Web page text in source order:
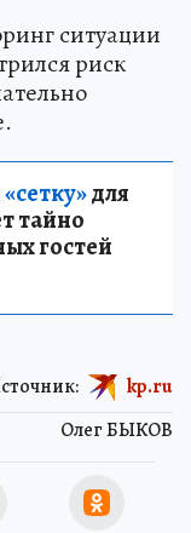
ситуации
риск
для
тайно
гостей
Олег БЫКОВ
kp.ru